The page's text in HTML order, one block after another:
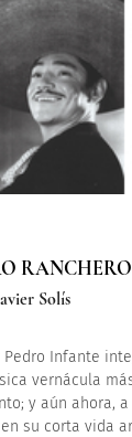
Solís
Pedro Infante
vernácula
y aún ahora,
su corta vida